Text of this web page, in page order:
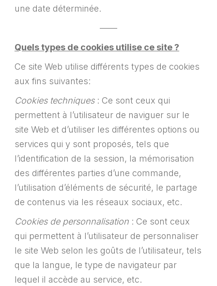
une date déterminée.
——
Quels types de cookies utilise ce site ?
Ce site Web utilise différents types de cookies
aux fins suivantes:
Cookies techniques: Ce sont ceux qui
permettent à l’utilisateur de naviguer sur le
site Web et d’utiliser les différentes options ou
services qui y sont proposés, tels que
l’identification de la session, la mémorisation
des différentes parties d’une commande,
l’utilisation d’éléments de sécurité, le partage
de contenus via les réseaux sociaux, etc.
Cookies de personnalisation : Ce sont ceux
qui permettent à l’utilisateur de personnaliser
le site Web selon les goûts de l’utilisateur, tels
que la langue, le type de navigateur par
lequel il accède au service, etc.